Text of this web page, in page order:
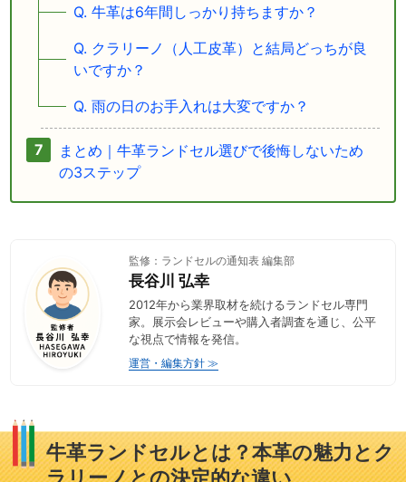
Q. 牛革は6年間しっかり持ちますか？
Q. クラリーノ（人工皮革）と結局どっちが良
いですか？
Q. 雨の日のお手入れは大変ですか？
まとめ｜牛革ランドセル選びで後悔しないため
の3ステップ
監修：ランドセルの通知表 編集部
長谷川 弘幸
2012年から業界取材を続けるランドセル専門
家。展示会レビューや購入者調査を通じ、公平
な視点で情報を発信。
運営・編集方針 ≫
牛革ランドセルとは？本革の魅力とク